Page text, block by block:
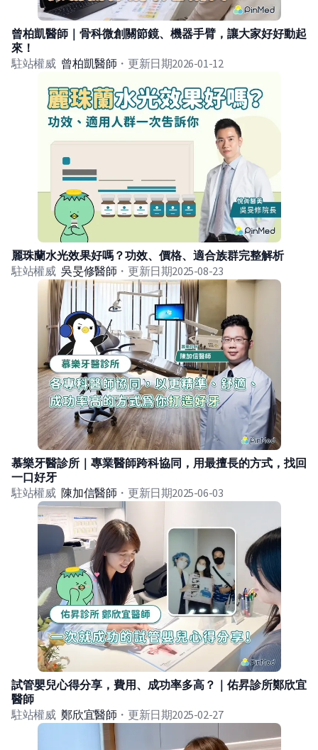
曾柏凱醫師｜骨科微創關節鏡、機器手臂，讓大家好好動起
來！
駐站權威 曾柏凱醫師 ・更新日期2026-01-12
麗珠蘭水光效果好嗎？功效、價格、適合族群完整解析
駐站權威 吳旻修醫師 ・更新日期2025-08-23
慕樂牙醫診所｜專業醫師跨科協同，用最擅長的方式，找回
一口好牙
駐站權威 陳加信醫師 ・更新日期2025-06-03
試管嬰兒心得分享，費用、成功率多高？｜佑昇診所鄭欣宜
醫師
駐站權威 鄭欣宜醫師 ・更新日期2025-02-27